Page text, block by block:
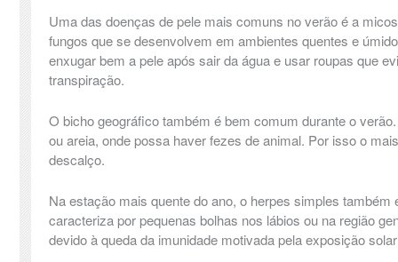
Uma das doenças de pele mais comuns no verão é a
fungos que se desenvolvem em ambientes quentes e
enxugar bem a pele após sair da água e usar roupas que
transpiração.
O bicho geográfico também é bem comum durante o
ou areia, onde possa haver fezes de animal. Por isso o
descalço.
Na estação mais quente do ano, o herpes simples também
caracteriza por pequenas bolhas nos lábios ou na região
devido à queda da imunidade motivada pela exposição